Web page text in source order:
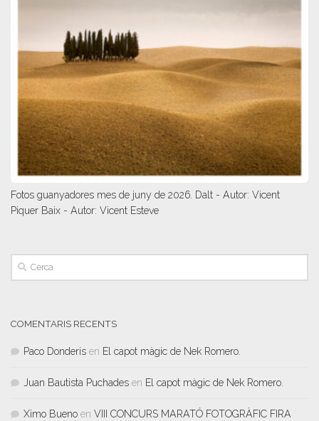
Fotos guanyadores mes de juny de 2026. Dalt - Autor: Vicent
Piquer Baix - Autor: Vicent Esteve
COMENTARIS RECENTS
Paco Donderis en El capot màgic de Nek Romero.
Juan Bautista Puchades en El capot màgic de Nek Romero.
Ximo Bueno en VIII CONCURS MARATÓ FOTOGRÀFIC FIRA